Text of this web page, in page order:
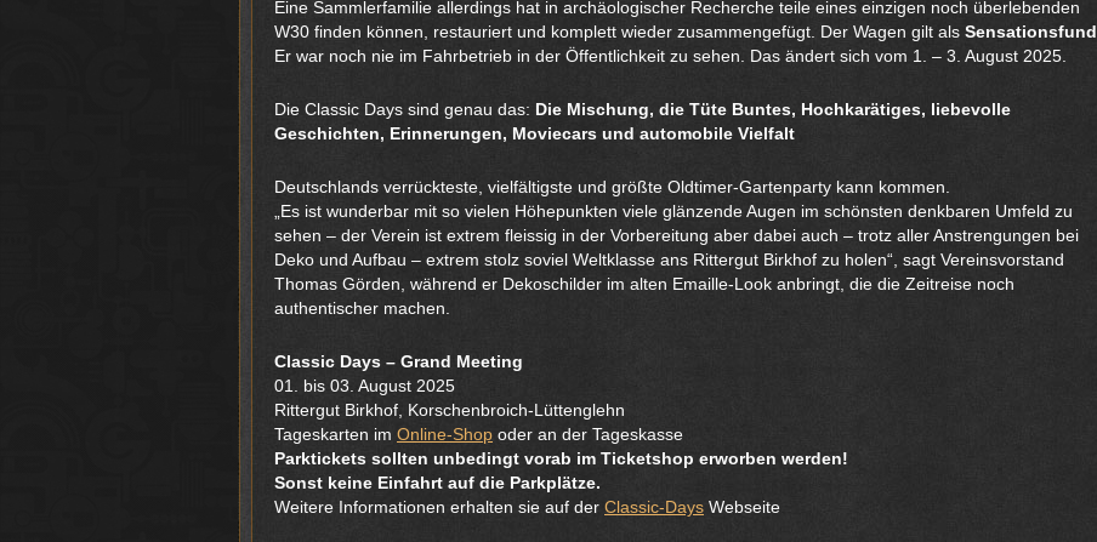
Eine Sammlerfamilie allerdings hat in archäologischer Recherche teile eines einzigen noch überlebenden
W30 finden können, restauriert und komplett wieder zusammengefügt. Der Wagen gilt als Sensationsfund
Er war noch nie im Fahrbetrieb in der Öffentlichkeit zu sehen. Das ändert sich vom 1. – 3. August 2025.
Die Classic Days sind genau das: Die Mischung, die Tüte Buntes, Hochkarätiges, liebevolle
Geschichten, Erinnerungen, Moviecars und automobile Vielfalt
Deutschlands verrückteste, vielfältigste und größte Oldtimer-Gartenparty kann kommen.
„Es ist wunderbar mit so vielen Höhepunkten viele glänzende Augen im schönsten denkbaren Umfeld zu
sehen – der Verein ist extrem fleissig in der Vorbereitung aber dabei auch – trotz aller Anstrengungen bei
Deko und Aufbau – extrem stolz soviel Weltklasse ans Rittergut Birkhof zu holen“, sagt Vereinsvorstand
Thomas Görden, während er Dekoschilder im alten Emaille-Look anbringt, die die Zeitreise noch
authentischer machen.
Classic Days – Grand Meeting
01. bis 03. August 2025
Rittergut Birkhof, Korschenbroich-Lüttenglehn
Tageskarten im Online-Shop oder an der Tageskasse
Parktickets sollten unbedingt vorab im Ticketshop erworben werden!
Sonst keine Einfahrt auf die Parkplätze.
Weitere Informationen erhalten sie auf der Classic-Days Webseite